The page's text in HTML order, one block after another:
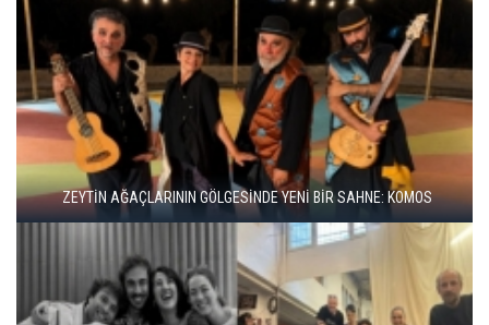
ZEYTİN AĞAÇLARININ GÖLGESİNDE YENİ BİR SAHNE: KOMOS